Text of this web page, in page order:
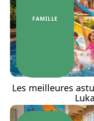
FAMILLE
Les meilleures